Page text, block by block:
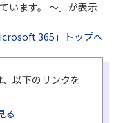
います。 ～］が表示
365」トップへ
以下のリンクを
る